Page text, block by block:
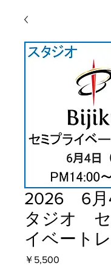
2026 6
タジオ セ
イベート
￥5,500